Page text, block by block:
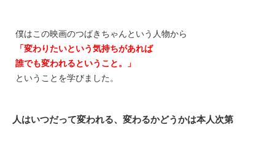
僕はこの映画のつばきちゃんという人物から
「変わりたいという気持ちがあれば
誰でも変われるということ。」
ということを学びました。
人はいつだって変われる、変わるかどうかは本人次第